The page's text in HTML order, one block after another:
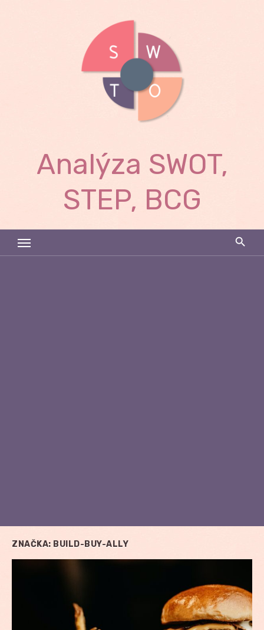
Analýza SWOT,
STEP, BCG
ZNAČKA: BUILD-BUY-ALLY